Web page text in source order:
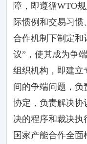
障，即遵循WTO
际惯例和交易习
合作机制下制定和
议”，使其成为争
组织机构，即建立
间的争端问题，负
协定，负责解决协
决的程序和裁决执
国家产能合作全